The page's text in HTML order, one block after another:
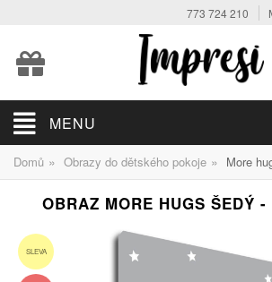
773 724 210
MENU
Domů » Obrazy do dětského pokoje » More
OBRAZ MORE HUGS ŠEDÝ
SLEVA